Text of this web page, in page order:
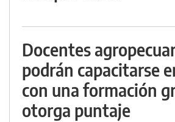
Docentes
podrán capacitarse
con una formación
otorga puntaje